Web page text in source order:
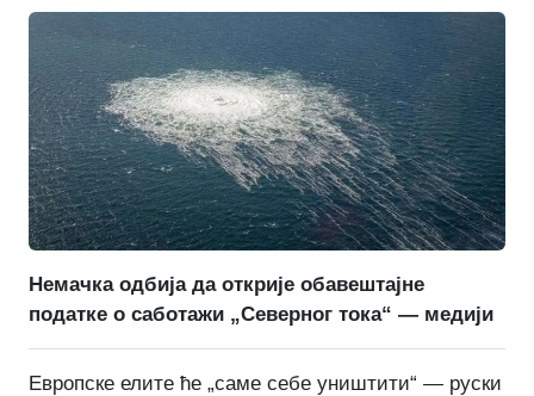
Немачка одбија да открије обавештајне
податке о саботажи „Северног тока“ — медији
Европске елите ће „саме себе уништити“ — руски